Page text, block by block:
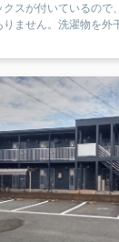
スが付いているので
りません。洗濯物を外